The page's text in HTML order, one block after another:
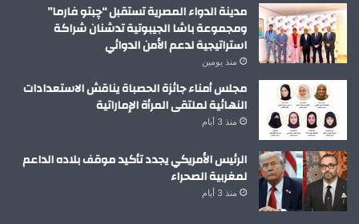
مدينة الدواء المصرية تستقبل “چبتو فارما”
ومجموعة باشا الجيبوتية تدشنان شراكة
استراتيجية لدعم الأمن الدوائي
منذ يومين
مجلس أمناء جائزة الحصباة يناقش الاستعدادات
النهائية لملتقى المرأة الإماراتية
منذ 3 أيام
الرئيس الأمريكي يجدد تأكيد موقف بلاده الداعم
لمغربية الصحراء
منذ 3 أيام